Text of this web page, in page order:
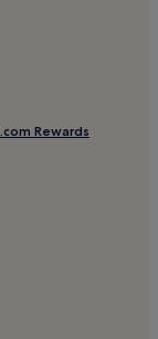
Rewards